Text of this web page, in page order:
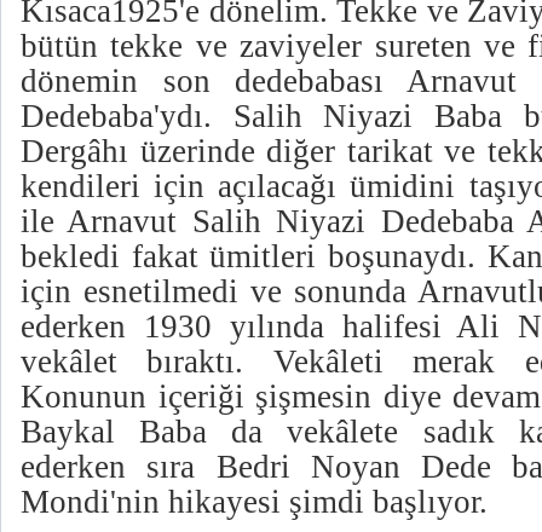
Kısaca1925'e dönelim. Tekke ve
bütün tekke ve zaviyeler sureten ve
dönemin son dedebabası
Dedebaba'ydı. Salih Niyazi Baba
Dergâhı üzerinde diğer tarikat ve
kendileri için açılacağı ümidini
ile Arnavut Salih Niyazi Dedebaba
bekledi fakat ümitleri boşunaydı.
için esnetilmedi ve sonunda
ederken 1930 yılında halifesi Ali
vekâlet bıraktı. Vekâleti merak
Konunun içeriği şişmesin diye
Baykal Baba da vekâlete sadık
ederken sıra Bedri Noyan Dede
Mondi'nin hikayesi şimdi başlıyor.